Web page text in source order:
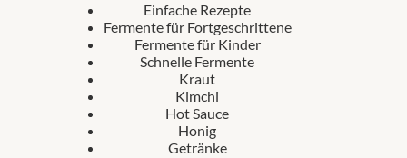
Einfache Rezepte
Fermente für Fortgeschrittene
Fermente für Kinder
Schnelle Fermente
Kraut
Kimchi
Hot Sauce
Honig
Getränke